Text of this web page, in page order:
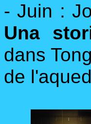
- Juin :
Una
dans
de